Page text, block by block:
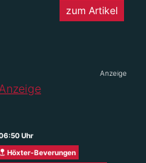
zum Artikel
Anzeige
Uhr
Höxter-Beverungen